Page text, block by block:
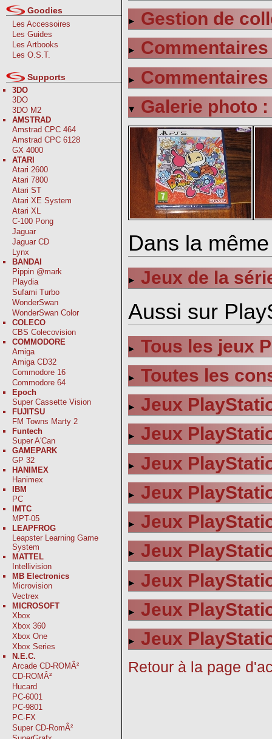
Goodies
Les Accessoires
Les Guides
Les Artbooks
Les O.S.T.
Supports
3DO
3DO
3DO M2
AMSTRAD
Amstrad CPC 464
Amstrad CPC 6128
GX 4000
ATARI
Atari 2600
Atari 7800
Atari ST
Atari XE System
Atari XL
C-100 Pong
Jaguar
Jaguar CD
Lynx
BANDAI
Pippin @mark
Playdia
Sufami Turbo
WonderSwan
WonderSwan Color
COLECO
CBS Colecovision
COMMODORE
Amiga
Amiga CD32
Commodore 16
Commodore 64
Epoch
Super Cassette Vision
FUJITSU
FM Towns Marty 2
Funtech
Super A'Can
GAMEPARK
GP 32
HANIMEX
Hanimex
IBM
PC
IMTC
MPT-05
LEAPFROG
Leapster Learning Game
System
MATTEL
Intellivision
MB Electronics
Microvision
Vectrex
MICROSOFT
Xbox
Xbox 360
Xbox One
Xbox Series
N.E.C.
Arcade CD-ROMÂ²
CD-ROMÂ²
Hucard
PC-6001
PC-9801
PC-FX
Super CD-RomÂ²
Gestion de
Galerie photo :
Dans la
Jeux de la
Aussi sur
Tous les jeux
Toutes les
Jeux
Jeux
Jeux
Jeux
Jeux
Jeux
Jeux
Jeux
Jeux
Retour à la page